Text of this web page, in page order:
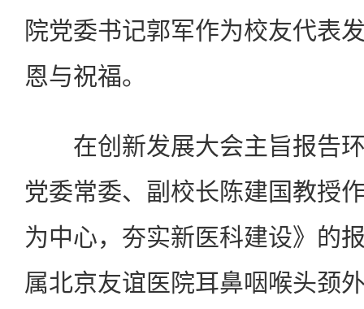
院党委书记郭军作为校友代表
恩与祝福。
在创新发展大会主旨报告环
党委常委、副校长陈建国教授
为中心，夯实新医科建设》的
属北京友谊医院耳鼻咽喉头颈